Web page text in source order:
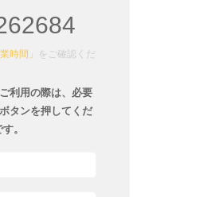
時間」
をご確認くだ
利用の際は、必要
タンを押してくだ
。